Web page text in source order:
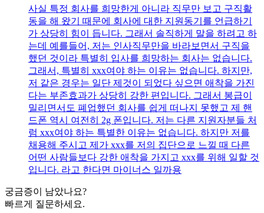
사실 특정 회사를 희망한게 아니라 직무만 보고 구직활
동을 해 왔기 때문에 회사에 대한 지원동기를 언급하기
가 상당히 힘이 듭니다. 그래서 솔직하게 말을 하려고 하
는데 예를들어, 저는 인사직무만을 바라보면서 구직을
했던 것이라 특별히 입사를 희망하는 회사는 없습니다.
그래서, 특별히 xxx여야 하는 이유는 없습니다. 하지만,
저 같은 경우는 일단 제것이 되었다 싶으면 애착을 가진
다는 부존효과가 상당히 강한 편입니다. 그래서 봉급이
밀리면서도 폐업했던 회사를 쉽게 떠나지 못했고 제 핸
드폰 역시 여전히 2g 폰입니다. 저는 다른 지원자분들 처
럼 xxx여야 하는 특별한 이유는 없습니다. 하지만 저를
채용해 주시고 제가 xxx를 저의 집단으로 느낄 때 다른
어떤 사람들보다 강한 애착을 가지고 xxx를 위해 일할 것
입니다. 라고 한다면 마이너스 일까용
궁금증이 남았나요?
빠르게 질문하세요.